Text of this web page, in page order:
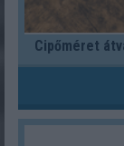
Cipőméret